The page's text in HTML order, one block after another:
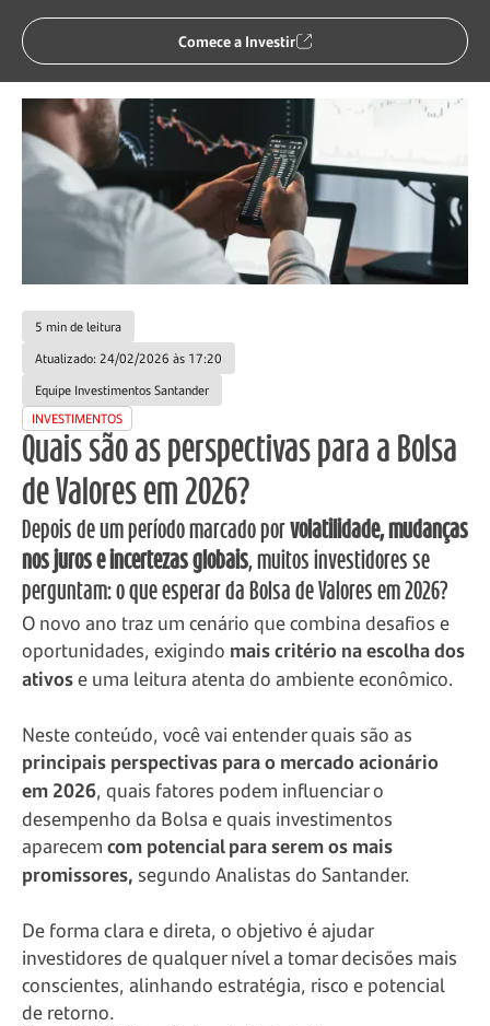
Comece a Investir
5 min de leitura
Atualizado: 24/02/2026 às 17:20
Equipe Investimentos Santander
INVESTIMENTOS
Quais são as perspectivas para a Bolsa
de Valores em 2026?
Depois de um período marcado porvolatilidade, mudanças
nos juros e incertezas globais, muitos investidores se
perguntam: o que esperar da Bolsa de Valores em 2026?
O novo ano traz um cenário que combina desafios e
oportunidades, exigindo mais critério na escolha dos
ativose uma leitura atenta do ambiente econômico.
Neste conteúdo, você vai entender quais são as
principais perspectivas para o mercado acionário
em 2026, quais fatores podem influenciar o
desempenho da Bolsa e quais investimentos
aparecem com potencial para serem os mais
promissores, segundo Analistas do Santander.
De forma clara e direta, o objetivo é ajudar
investidores de qualquer nível a tomar decisões mais
conscientes, alinhando estratégia, risco e potencial
de retorno.